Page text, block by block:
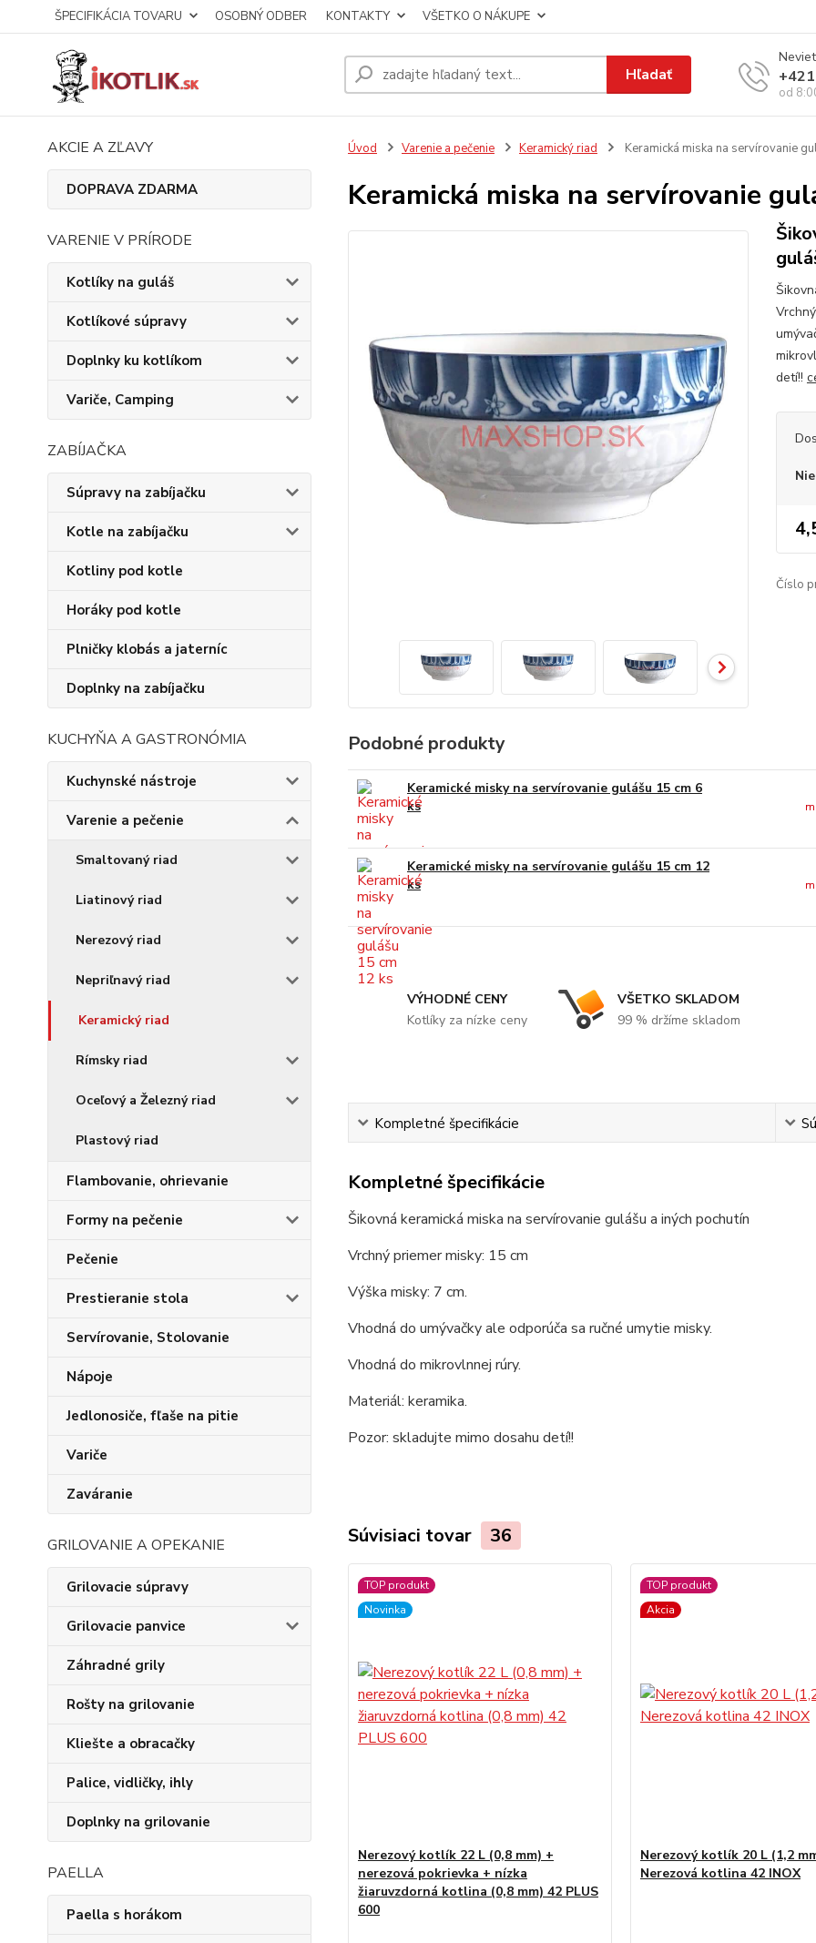
ŠPECIFIKÁCIA TOVARU OSOBNÝ ODBER KONTAKTY VŠETKO O NÁKUPE
Hľadať
od
AKCIE A ZĽAVY
DOPRAVA ZDARMA
VARENIE V PRÍRODE
Kotlíky na guláš
Kotlíkové súpravy
Doplnky ku kotlíkom
Variče, Camping
ZABÍJAČKA
Súpravy na zabíjačku
Kotle na zabíjačku
Kotliny pod kotle
Horáky pod kotle
Plničky klobás a jaterníc
Doplnky na zabíjačku
KUCHYŇA A GASTRONÓMIA
Kuchynské nástroje
Varenie a pečenie
Smaltovaný riad
Liatinový riad
Nerezový riad
Nepriľnavý riad
Keramický riad
Rímsky riad
Oceľový a Železný riad
Plastový riad
Flambovanie, ohrievanie
Formy na pečenie
Pečenie
Prestieranie stola
Servírovanie, Stolovanie
Nápoje
Jedlonosiče, fľaše na pitie
Variče
Zaváranie
GRILOVANIE A OPEKANIE
Grilovacie súpravy
Grilovacie panvice
Záhradné grily
Rošty na grilovanie
Kliešte a obracačky
Palice, vidličky, ihly
Doplnky na grilovanie
PAELLA
Paella s horákom
Úvod Varenie a pečenie Keramický riad Keramická miska na servírovanie
Keramická miska na servírovanie
detí!!
Číslo
Podobné produkty
Keramické misky na servírovanie gulášu 15 cm 6
ks
Keramické misky na servírovanie gulášu 15 cm 12
ks
VÝHODNÉ CENY
Kotlíky za nízke ceny
VŠETKO SKLADOM
99 % držíme skladom
Kompletné špecifikácie
Kompletné špecifikácie
Šikovná keramická miska na servírovanie gulášu a iných pochutín
Vrchný priemer misky: 15 cm
Výška misky: 7 cm.
Vhodná do umývačky ale odporúča sa ručné umytie misky.
Vhodná do mikrovlnnej rúry.
Materiál: keramika.
Pozor: skladujte mimo dosahu detí!!
Súvisiaci tovar 36
TOP produkt
Novinka
Nerezový kotlík 22 L (0,8 mm) +
nerezová pokrievka + nízka
žiaruvzdorná kotlina (0,8 mm) 42 PLUS
600
TOP produkt
Akcia
Nerezový kotlík 20 L (1,2
Nerezová kotlina 42 INOX